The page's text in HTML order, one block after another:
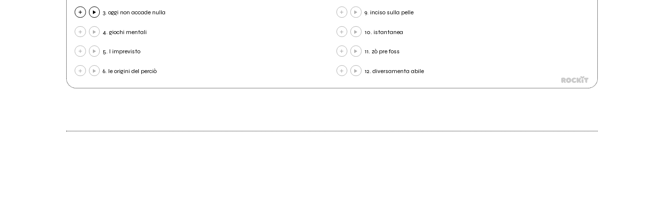
3. oggi non accade nulla
4. giochi mentali
5. l imprevisto
6. le origini del perciò
9. inciso sulla pelle
10. istantanea
11. zò pre foss
12. diversamenta abile